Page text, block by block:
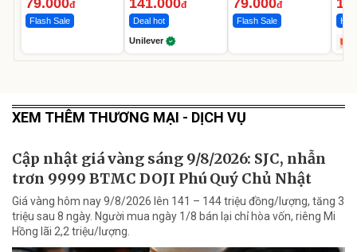
79.000đ
Flash Sale
141.000đ
Deal hot
Unilever
79.000đ
Flash Sale Hot
XEM THÊM THƯƠNG MẠI - DỊCH VỤ
Cập nhật giá vàng sáng 9/8/2026: SJC, nhẫn
trơn 9999 BTMC DOJI Phú Quý Chủ Nhật
Giá vàng hôm nay 9/8/2026 lên 141 – 144 triệu đồng/lượng, tăng 3
triệu sau 8 ngày. Người mua ngày 1/8 bán lại chỉ hòa vốn, riêng Mi
Hồng lãi 2,2 triệu/lượng.